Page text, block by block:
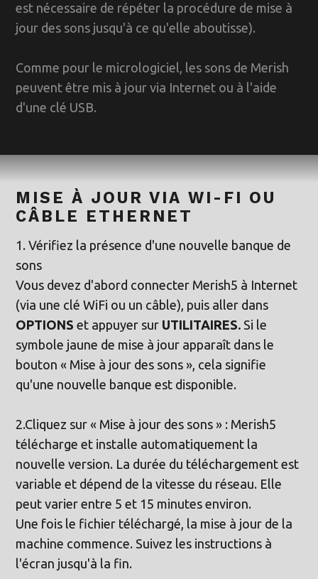
est nécessaire de répéter la procédure de mise à
jour des sons jusqu'à ce qu'elle aboutisse).
Comme pour le micrologiciel, les sons de Merish
peuvent être mis à jour via Internet ou à l'aide
d'une clé USB.
MISE À JOUR VIA WI-FI OU
CÂBLE ETHERNET
1. Vérifiez la présence d'une nouvelle banque de
sons
Vous devez d'abord connecter Merish5 à Internet
(via une clé WiFi ou un câble), puis aller dans
OPTIONS et appuyer sur UTILITAIRES. Si le
symbole jaune de mise à jour apparaît dans le
bouton « Mise à jour des sons », cela signifie
qu'une nouvelle banque est disponible.
2.Cliquez sur « Mise à jour des sons » : Merish5
télécharge et installe automatiquement la
nouvelle version. La durée du téléchargement est
variable et dépend de la vitesse du réseau. Elle
peut varier entre 5 et 15 minutes environ.
Une fois le fichier téléchargé, la mise à jour de la
machine commence. Suivez les instructions à
l'écran jusqu'à la fin.